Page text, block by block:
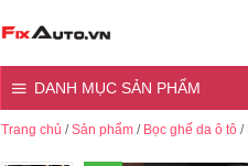
DANH MỤC SẢN PHẨM
Trang chủ /Sản phẩm / Bọc ghế da ô tô /